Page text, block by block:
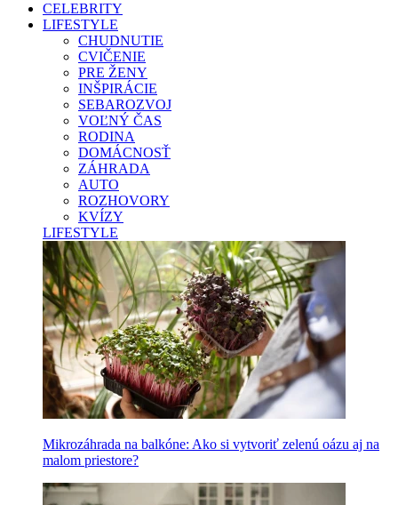
CELEBRITY
LIFESTYLE
CHUDNUTIE
CVIČENIE
PRE ŽENY
INŠPIRÁCIE
SEBAROZVOJ
VOĽNÝ ČAS
RODINA
DOMÁCNOSŤ
ZÁHRADA
AUTO
ROZHOVORY
KVÍZY
LIFESTYLE
Mikrozáhrada na balkóne: Ako si vytvoriť zelenú oázu aj na
malom priestore?